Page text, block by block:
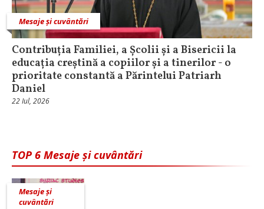
Mesaje și cuvântări
Contribuția Familiei, a Școlii și a Bisericii la
educația creștină a copiilor și a tinerilor - o
prioritate constantă a Părintelui Patriarh
Daniel
22 Iul, 2026
TOP 6 Mesaje și cuvântări
Mesaje și
cuvântări